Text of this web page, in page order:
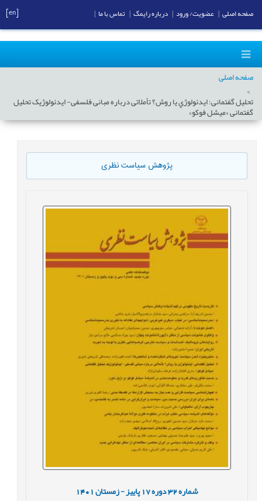
صفحه اصلی
تحليل گفتمانی: ايدئولوژي يا روش؟ تأملاتی درباره مبانی فلسفی- ایدئولوژیک تحلیل
گفتمانی «میشل فوکو»
پژوهش سیاست نظری
شماره32 دوره17 پاییز - زمستان1401
صفحه اصلی عضویت/ ورود درباره رایمگ تماس با ما